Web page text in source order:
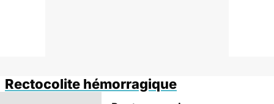
Rectocolite hémorragique